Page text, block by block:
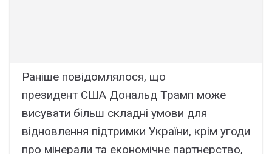
Раніше повідомлялося, що
президент США Дональд Трамп може
висувати більш складні умови для
відновлення підтримки України, крім угоди
про мінерали та економічне партнерство,